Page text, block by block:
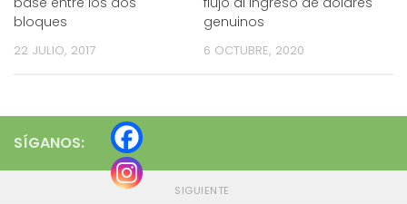
bloques
22 JULIO, 2017
genuinos
6 OCTUBRE, 2020
SÍGANOS:
SIGUIENTE